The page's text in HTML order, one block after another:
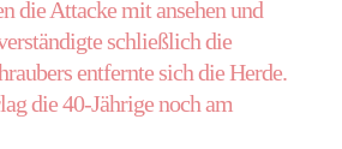
die Attacke mit ansehen und
schließlich die
entfernte sich die Herde.
die 40-Jährige noch am